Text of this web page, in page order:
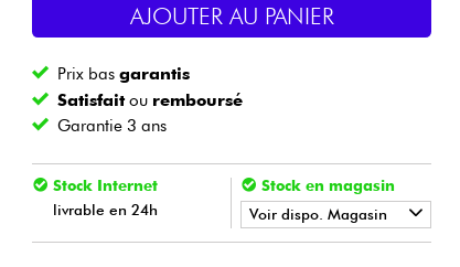
Vents
Câbles & Access.
AJOUTER AU PANIER
Prix basgarantis
Satisfaitou remboursé
Garantie 3 ans
Stock Internet
livrable en 24h
Stock en magasin
Voir dispo. Magasin